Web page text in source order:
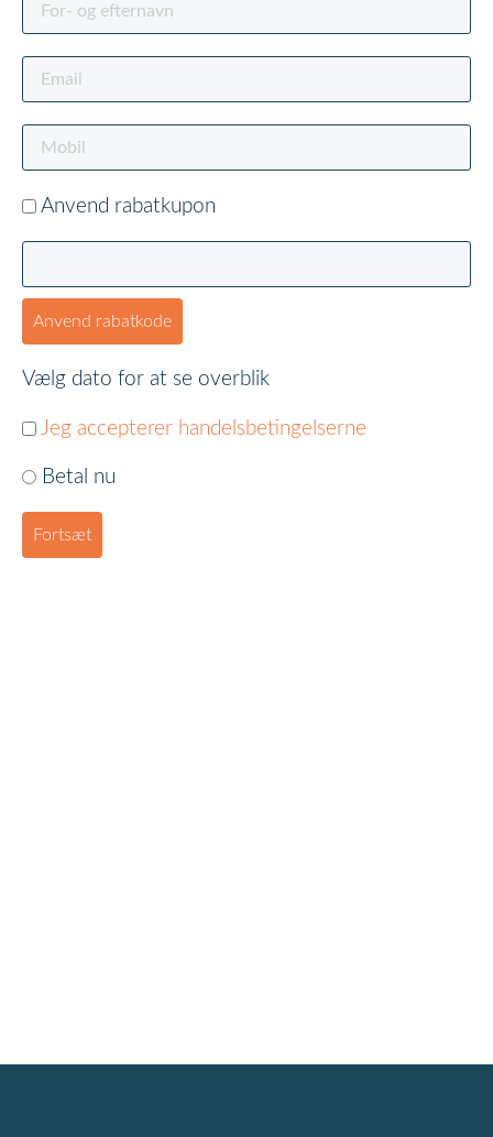
Anvend rabatkupon
Anvend rabatkode
Vælg dato for at se overblik
Jeg accepterer handelsbetingelserne
Betal nu
Fortsæt